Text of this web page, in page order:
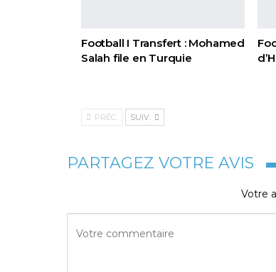
Football I Transfert : Mohamed
Salah file en Turquie
PRÉC. SUIV.
PARTAGEZ VOTRE AVIS
Votre